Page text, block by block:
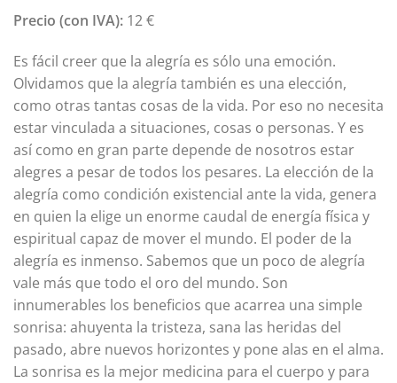
Precio (con IVA): 12 €
Es fácil creer que la alegría es sólo una emoción.
Olvidamos que la alegría también es una elección,
como otras tantas cosas de la vida. Por eso no necesita
estar vinculada a situaciones, cosas o personas. Y es
así como en gran parte depende de nosotros estar
alegres a pesar de todos los pesares. La elección de la
alegría como condición existencial ante la vida, genera
en quien la elige un enorme caudal de energía física y
espiritual capaz de mover el mundo. El poder de la
alegría es inmenso. Sabemos que un poco de alegría
vale más que todo el oro del mundo. Son
innumerables los beneficios que acarrea una simple
sonrisa: ahuyenta la tristeza, sana las heridas del
pasado, abre nuevos horizontes y pone alas en el alma.
La sonrisa es la mejor medicina para el cuerpo y para